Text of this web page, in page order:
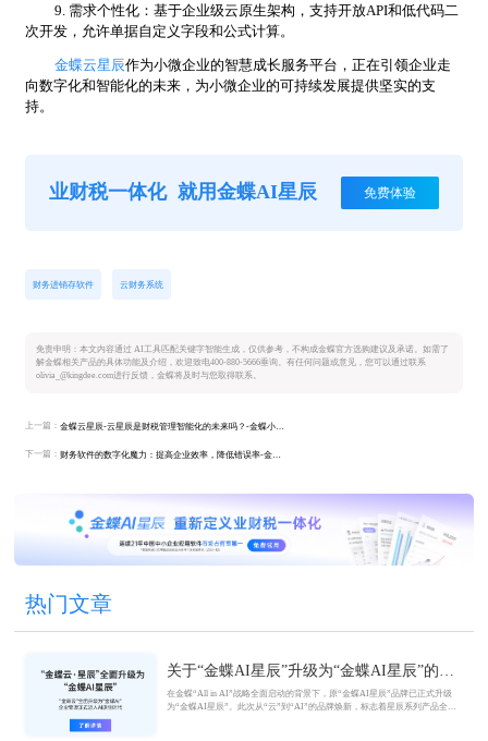
9. 需求个性化：基于企业级云原生架构，支持开放API和低代码二
次开发，允许单据自定义字段和公式计算。
金蝶云星辰作为小微企业的智慧成长服务平台，正在引领企业走
向数字化和智能化的未来，为小微企业的可持续发展提供坚实的支
持。
业财税一体化 就用金蝶AI星辰 免费体验
财务进销存软件 云财务系统
免责申明：本文内容通过 AI工具匹配关键字智能生成，仅供参考，不构成金蝶官方选购建议及承诺。如需了
解金蝶相关产品的具体功能及介绍，欢迎致电400-880-5666垂询。有任何问题或意见，您可以通过联系
olivia_@kingdee.com进行反馈，金蝶将及时与您取得联系。
上一篇：
下一篇：
热门文章
关于“金蝶AI星辰”升级为“金蝶AI星辰”的官
方公告
在金蝶“All in AI”战略全面启动的背景下，原“金蝶AI星辰”品牌已正式升级
为“金蝶AI星辰”。此次从“云”到“AI”的品牌焕新，标志着星辰系列产品全面